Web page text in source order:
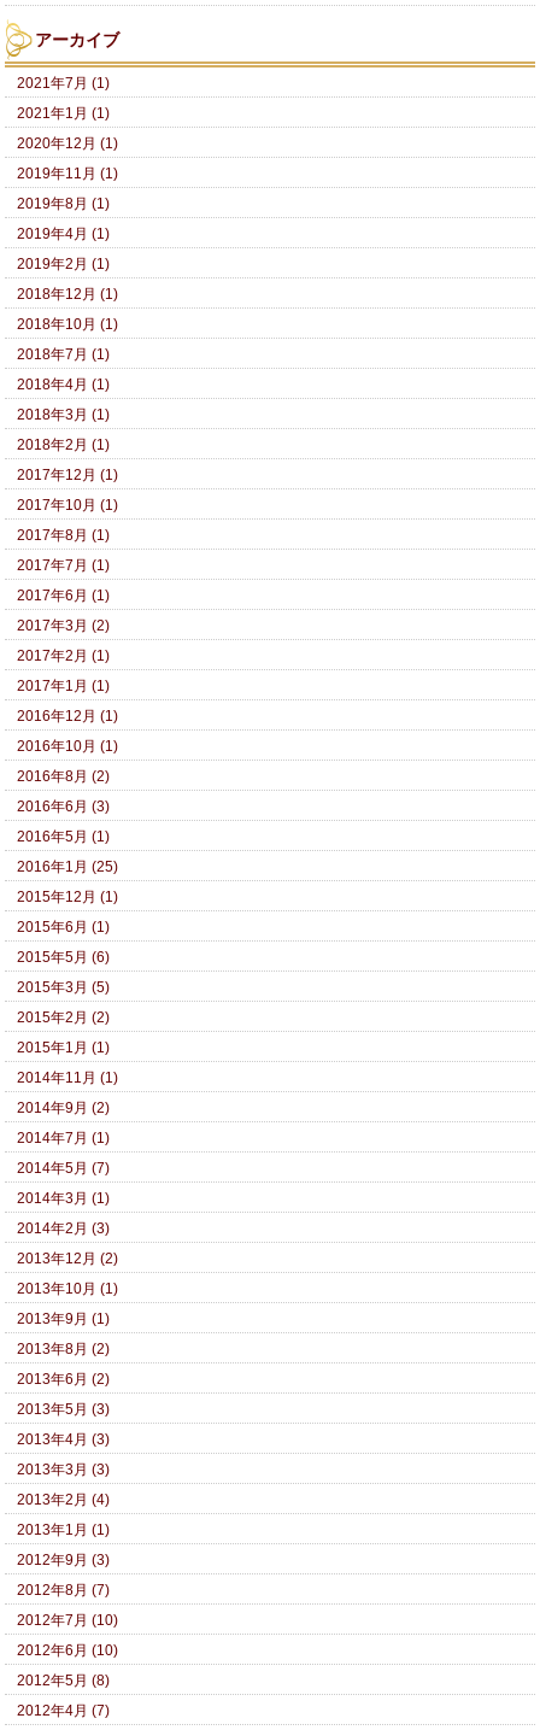
アーカイブ
2021年7月 (1)
2021年1月 (1)
2020年12月 (1)
2019年11月 (1)
2019年8月 (1)
2019年4月 (1)
2019年2月 (1)
2018年12月 (1)
2018年10月 (1)
2018年7月 (1)
2018年4月 (1)
2018年3月 (1)
2018年2月 (1)
2017年12月 (1)
2017年10月 (1)
2017年8月 (1)
2017年7月 (1)
2017年6月 (1)
2017年3月 (2)
2017年2月 (1)
2017年1月 (1)
2016年12月 (1)
2016年10月 (1)
2016年8月 (2)
2016年6月 (3)
2016年5月 (1)
2016年1月 (25)
2015年12月 (1)
2015年6月 (1)
2015年5月 (6)
2015年3月 (5)
2015年2月 (2)
2015年1月 (1)
2014年11月 (1)
2014年9月 (2)
2014年7月 (1)
2014年5月 (7)
2014年3月 (1)
2014年2月 (3)
2013年12月 (2)
2013年10月 (1)
2013年9月 (1)
2013年8月 (2)
2013年6月 (2)
2013年5月 (3)
2013年4月 (3)
2013年3月 (3)
2013年2月 (4)
2013年1月 (1)
2012年9月 (3)
2012年8月 (7)
2012年7月 (10)
2012年6月 (10)
2012年5月 (8)
2012年4月 (7)